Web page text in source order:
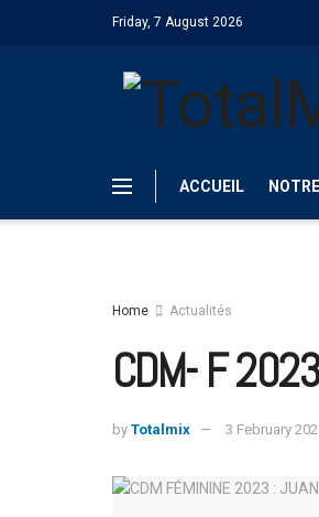
Friday, 7 August 2026
ACCUEIL
Home Actualités
CDM- F
by Totalmix 3 February